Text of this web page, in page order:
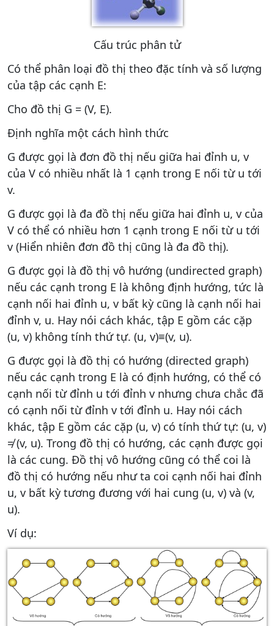
Cấu trúc phân tử
Có thể phân loại đồ thị theo đặc tính và số lượng
của tập các cạnh E:
Cho đồ thị G = (V, E).
Định nghĩa một cách hình thức
G được gọi là đơn đồ thị nếu giữa hai đỉnh u, v
của V có nhiều nhất là 1 cạnh trong E nối từ u tới
v.
G được gọi là đa đồ thị nếu giữa hai đỉnh u, v của
V có thể có nhiều hơn 1 cạnh trong E nối từ u tới
v (Hiển nhiên đơn đồ thị cũng là đa đồ thị).
G được gọi là đồ thị vô hướng (undirected graph)
nếu các cạnh trong E là không định hướng, tức là
cạnh nối hai đỉnh u, v bất kỳ cũng là cạnh nối hai
đỉnh v, u. Hay nói cách khác, tập E gồm các cặp
(u, v) không tính thứ tự. (u, v)≡(v, u).
G được gọi là đồ thị có hướng (directed graph)
nếu các cạnh trong E là có định hướng, có thể có
cạnh nối từ đỉnh u tới đỉnh v nhưng chưa chắc đã
có cạnh nối từ đỉnh v tới đỉnh u. Hay nói cách
khác, tập E gồm các cặp (u, v) có tính thứ tự: (u, v)
≠ (v, u). Trong đồ thị có hướng, các cạnh được gọi
là các cung. Đồ thị vô hướng cũng có thể coi là
đồ thị có hướng nếu như ta coi cạnh nối hai đỉnh
u, v bất kỳ tương đương với hai cung (u, v) và (v,
u).
Ví dụ: